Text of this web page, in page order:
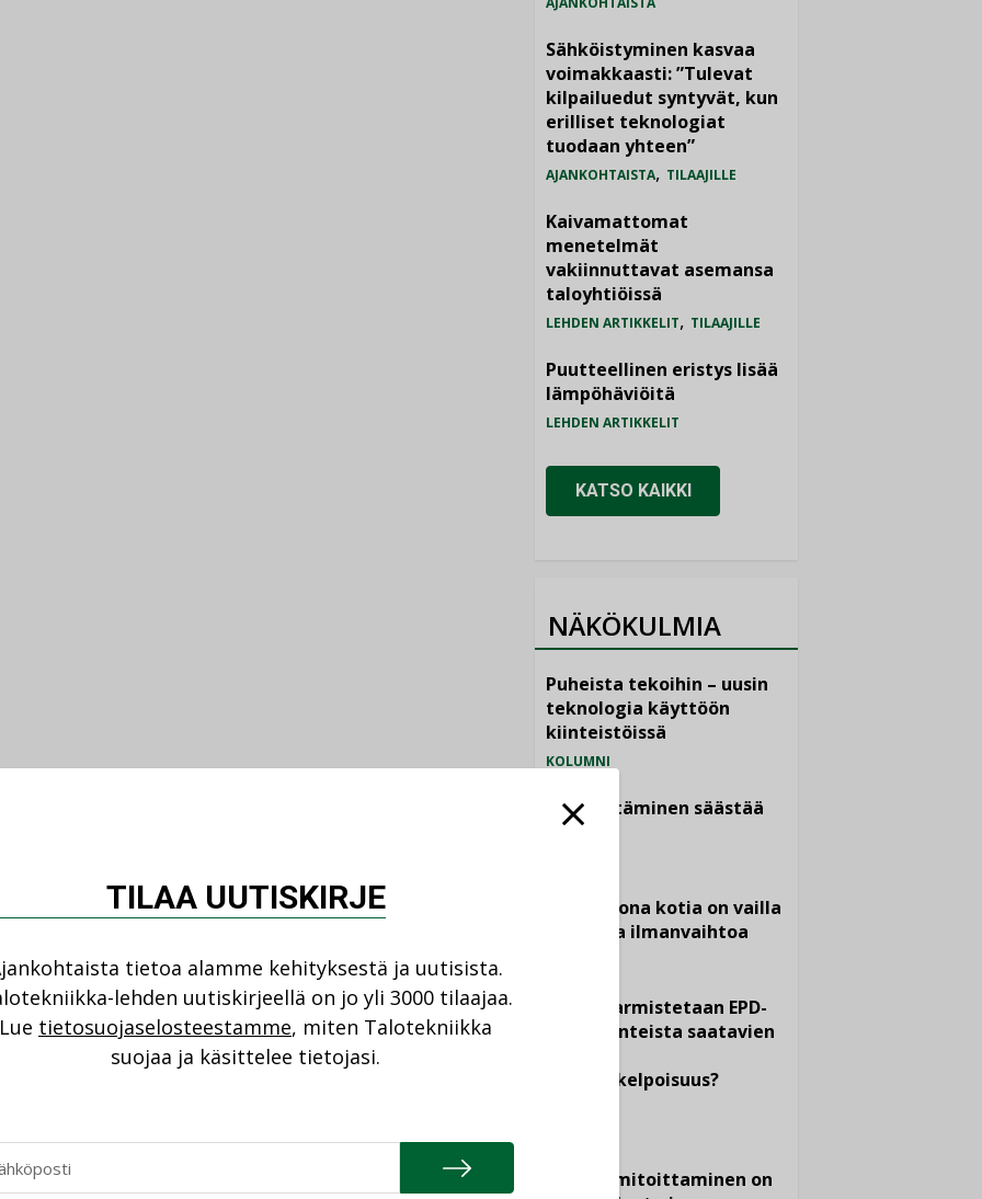
Sähköistyminen kasvaa
voimakkaasti: ”Tulevat
kilpailuedut syntyvät, kun
erilliset teknologiat
tuodaan yhteen”
AJANKOHTAISTA, TILAAJILLE
Kaivamattomat
menetelmät
vakiinnuttavat asemansa
taloyhtiöissä
LEHDEN ARTIKKELIT, TILAAJILLE
Puutteellinen eristys lisää
lämpöhäviöitä
LEHDEN ARTIKKELIT
KATSO KAIKKI
NÄKÖKULMIA
Puheista tekoihin – uusin
teknologia käyttöön
kiinteistöissä
KOLUMNI
Sähköistäminen säästää
euroja
Yli miljoona kotia on vailla
toimivaa ilmanvaihtoa
Miten varmistetaan EPD-
dokumenteista saatavien
vertailukelpoisuus?
viemärimitoittaminen on
TILAA UUTISKIRJE
tietoa alamme kehityksestä ja uutisista.
lehden uutiskirjeellä on jo yli 3000 tilaajaa.
Lue tietosuojaselosteestamme, miten Talotekniikka
suojaa ja käsittelee tietojasi.